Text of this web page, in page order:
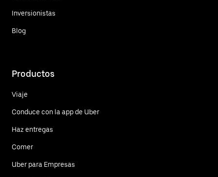
Inversionistas
Blog
Productos
Viaje
Conduce con la app de Uber
Haz entregas
Comer
Uber para Empresas